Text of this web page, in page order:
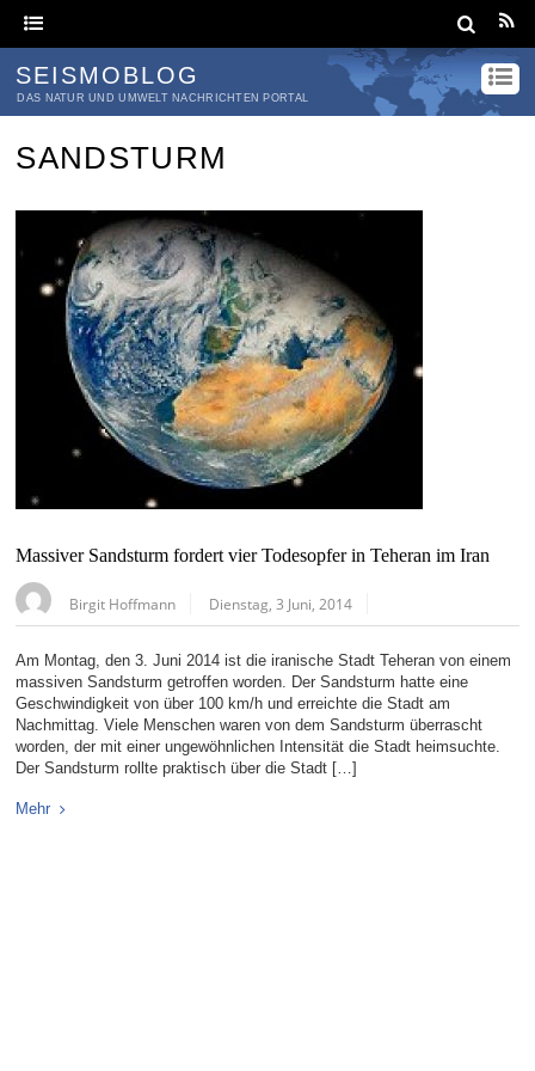
SEISMOBLOG
DAS NATUR UND UMWELT NACHRICHTEN PORTAL
SANDSTURM
Massiver Sandsturm fordert vier Todesopfer in Teheran im Iran
Birgit Hoffmann Dienstag, 3 Juni, 2014
Am Montag, den 3. Juni 2014 ist die iranische Stadt Teheran von einem
massiven Sandsturm getroffen worden. Der Sandsturm hatte eine
Geschwindigkeit von über 100 km/h und erreichte die Stadt am
Nachmittag. Viele Menschen waren von dem Sandsturm überrascht
worden, der mit einer ungewöhnlichen Intensität die Stadt heimsuchte.
Der Sandsturm rollte praktisch über die Stadt […]
Mehr